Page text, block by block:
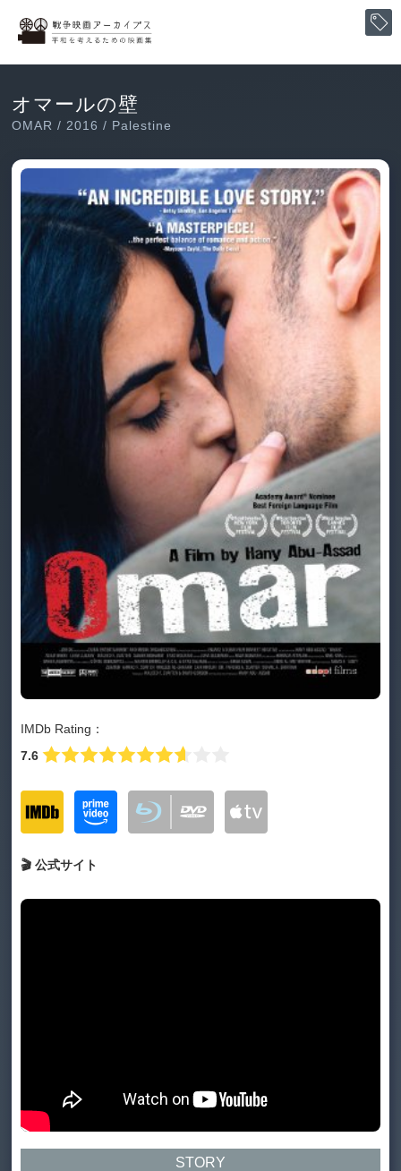
オマールの壁
OMAR / 2016 / Palestine
IMDb Rating：
7.6
🎬 公式サイト
STORY